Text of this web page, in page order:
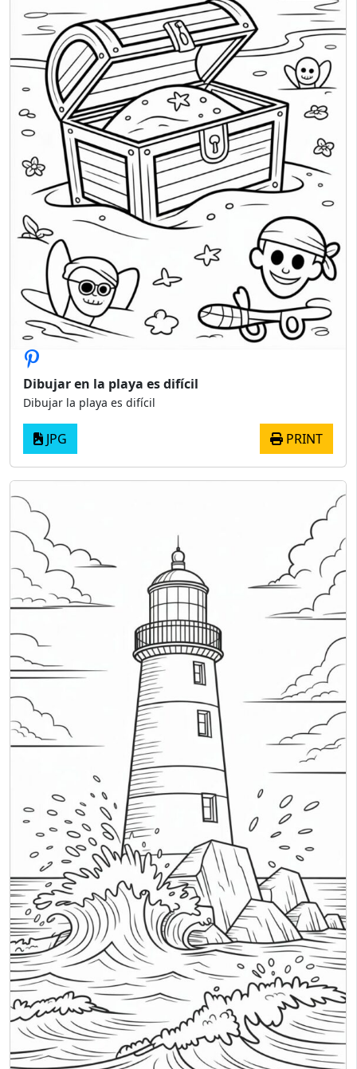
Dibujar en la playa es difícil
Dibujar la playa es difícil
JPG PRINT